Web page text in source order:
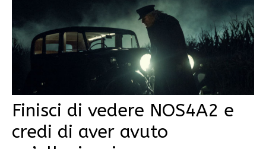
Finisci di vedere NOS4A2 e
credi di aver avuto